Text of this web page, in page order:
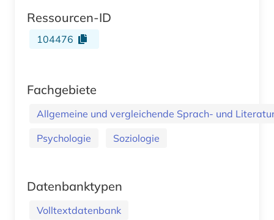
Ressourcen-ID
104476
Fachgebiete
Allgemeine und vergleichende Sprach- und
Psychologie
Soziologie
Datenbanktypen
Volltextdatenbank